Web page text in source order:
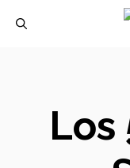
Los